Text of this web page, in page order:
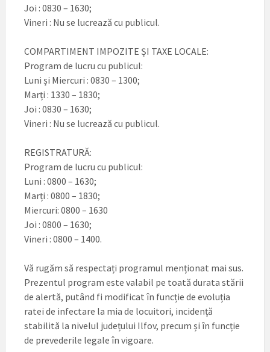
Joi : 0830 – 1630;
Vineri : Nu se lucrează cu publicul.
COMPARTIMENT IMPOZITE ȘI TAXE LOCALE:
Program de lucru cu publicul:
Luni și Miercuri : 0830 – 1300;
Marți : 1330 – 1830;
Joi : 0830 – 1630;
Vineri : Nu se lucrează cu publicul.
REGISTRATURĂ:
Program de lucru cu publicul:
Luni : 0800 – 1630;
Marți : 0800 – 1830;
Miercuri: 0800 – 1630
Joi : 0800 – 1630;
Vineri : 0800 – 1400.
Vă rugăm să respectați programul menționat mai sus.
Prezentul program este valabil pe toată durata stării
de alertă, putând fi modificat în funcție de evoluția
ratei de infectare la mia de locuitori, incidență
stabilită la nivelul județului Ilfov, precum și în funcție
de prevederile legale în vigoare.